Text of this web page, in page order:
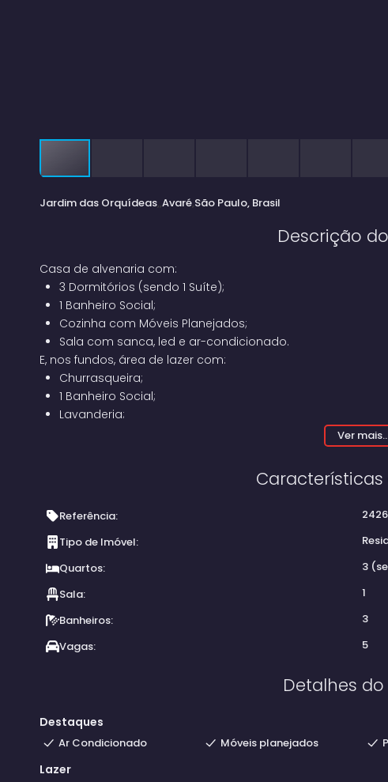
Jardim das Orquídeas Avaré São Paulo, Brasil
Descrição
Casa de alvenaria com:
3 Dormitórios (sendo 1 Suíte);
1 Banheiro Social;
Cozinha com Móveis Planejados;
Sala com sanca, led e ar-condicionado.
E, nos fundos, área de lazer com:
Churrasqueira;
1 Banheiro Social;
Lavanderia;
Ver
Referência: 2426
Tipo de Imóvel:
Quartos:
3
Sala:
1
Banheiros:
3
Vagas:
5
Detalhes
Destaques
Ar Condicionado Móveis planejados
Lazer